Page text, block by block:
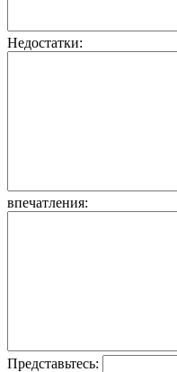
Недостатки:
впечатления:
Представьтесь: